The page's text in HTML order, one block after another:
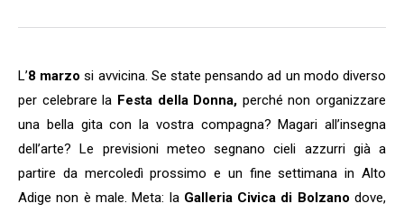
L’8 marzo si avvicina. Se state pensando ad un modo diverso
per celebrare la Festa della Donna, perché non organizzare
una bella gita con la vostra compagna? Magari all’insegna
dell’arte? Le previsioni meteo segnano cieli azzurri già a
partire da mercoledì prossimo e un fine settimana in Alto
Adige non è male. Meta: la Galleria Civica di Bolzano dove,